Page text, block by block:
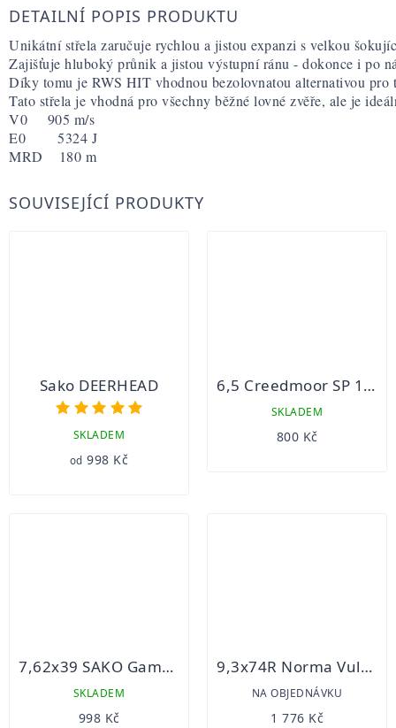
DETAILNÍ POPIS PRODUKTU
Unikátní střela zaručuje rychlou a jistou expanzi s velkou
Zajišťuje hluboký průnik a jistou výstupní ránu - dokonce i po
Díky tomu je RWS HIT vhodnou bezolovnatou alternativou
Tato střela je vhodná pro všechny běžné lovné zvěře, ale je
V0     905 m/s
E0        5324 J
MRD    180 m
SOUVISEJÍCÍ PRODUKTY
Sako DEERHEAD
Průměrné
SKLADEM
od 998 Kč
6,5 Creedmoor SP 10,1g S&B 20ks
SKLADEM
800 Kč
7,62x39 SAKO Gamehead 8g 20ks
SKLADEM
998 Kč
9,3x74R Norma Vulkan 15g 20ks
NA OBJEDNÁVKU
1 776 Kč